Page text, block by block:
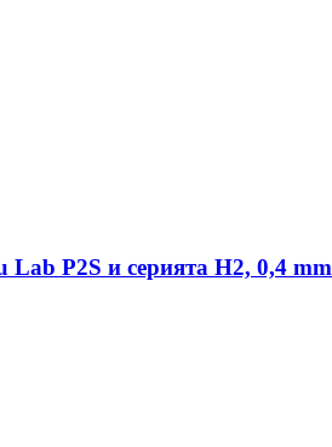
P2S и серията H2, 0,4 mm